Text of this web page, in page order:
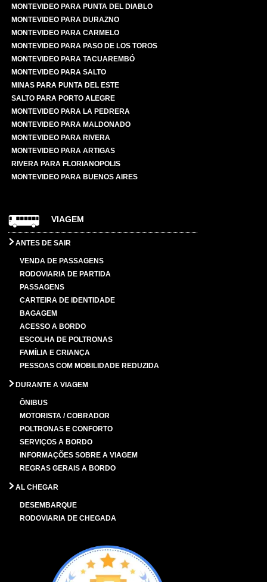
MONTEVIDEO PARA PUNTA DEL DIABLO
MONTEVIDEO PARA DURAZNO
MONTEVIDEO PARA CARMELO
MONTEVIDEO PARA PASO DE LOS TOROS
MONTEVIDEO PARA TACUAREMBÓ
MONTEVIDEO PARA SALTO
MINAS PARA PUNTA DEL ESTE
SALTO PARA PORTO ALEGRE
MONTEVIDEO PARA LA PEDRERA
MONTEVIDEO PARA MALDONADO
MONTEVIDEO PARA RIVERA
MONTEVIDEO PARA ARTIGAS
RIVERA PARA FLORIANOPOLIS
MONTEVIDEO PARA BUENOS AIRES
VIAGEM
ANTES DE SAIR
VENDA DE PASSAGENS
RODOVIARIA DE PARTIDA
PASSAGENS
CARTEIRA DE IDENTIDADE
BAGAGEM
ACESSO A BORDO
ESCOLHA DE POLTRONAS
FAMÍLIA E CRIANÇA
PESSOAS COM MOBILIDADE REDUZIDA
DURANTE A VIAGEM
ÔNIBUS
MOTORISTA / COBRADOR
POLTRONAS E CONFORTO
SERVIÇOS A BORDO
INFORMAÇÕES SOBRE A VIAGEM
REGRAS GERAIS A BORDO
AL CHEGAR
DESEMBARQUE
RODOVIARIA DE CHEGADA